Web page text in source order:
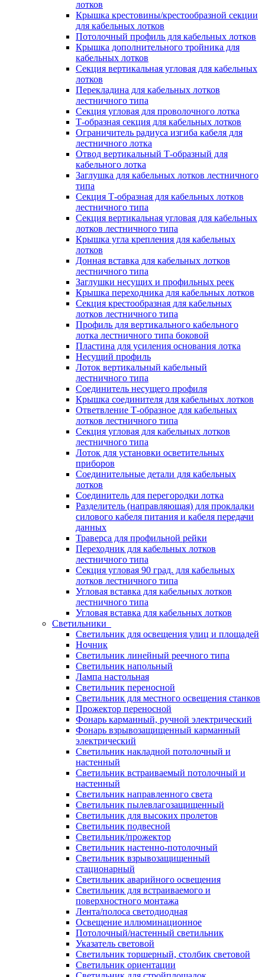
лотков
Крышка крестовины/крестообразной секции
для кабельных лотков
Потолочный профиль для кабельных лотков
Крышка дополнительного тройника для
кабельных лотков
Секция вертикальная угловая для кабельных
лотков
Перекладина для кабельных лотков
лестничного типа
Секция угловая для проволочного лотка
Т-образная секция для кабельных лотков
Ограничитель радиуса изгиба кабеля для
лестничного лотка
Отвод вертикальный Т-образный для
кабельного лотка
Заглушка для кабельных лотков лестничного
типа
Секция Т-образная для кабельных лотков
лестничного типа
Секция вертикальная угловая для кабельных
лотков лестничного типа
Крышка угла крепления для кабельных
лотков
Донная вставка для кабельных лотков
лестничного типа
Заглушки несущих и профильных реек
Крышка переходника для кабельных лотков
Секция крестообразная для кабельных
лотков лестничного типа
Профиль для вертикального кабельного
лотка лестничного типа боковой
Пластина для усиления основания лотка
Несущий профиль
Лоток вертикальный кабельный
лестничного типа
Соединитель несущего профиля
Крышка соединителя для кабельных лотков
Ответвление Т-образное для кабельных
лотков лестничного типа
Секция угловая для кабельных лотков
лестничного типа
Лоток для установки осветительных
приборов
Соединительные детали для кабельных
лотков
Соединитель для перегородки лотка
Разделитель (направляющая) для прокладки
силового кабеля питания и кабеля передачи
данных
Траверса для профильной рейки
Переходник для кабельных лотков
лестничного типа
Секция угловая 90 град. для кабельных
лотков лестничного типа
Угловая вставка для кабельных лотков
лестничного типа
Угловая вставка для кабельных лотков
Светильники
Светильник для освещения улиц и площадей
Ночник
Светильник линейный реечного типа
Светильник напольный
Лампа настольная
Светильник переносной
Светильник для местного освещения станков
Прожектор переносной
Фонарь карманный, ручной электрический
Фонарь взрывозащищенный карманный
электрический
Светильник накладной потолочный и
настенный
Светильник встраиваемый потолочный и
настенный
Светильник направленного света
Светильник пылевлагозащищенный
Светильник для высоких пролетов
Светильник подвесной
Светильник/прожектор
Светильник настенно-потолочный
Светильник взрывозащищенный
стационарный
Светильник аварийного освещения
Светильник для встраиваемого и
поверхностного монтажа
Лента/полоса светодиодная
Освещение иллюминационное
Потолочный/настенный светильник
Указатель световой
Светильник торшерный, столбик световой
Светильник ориентации